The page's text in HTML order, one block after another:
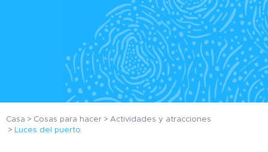
Casa Cosas para hacer
Actividades y atracciones
Luces del puerto